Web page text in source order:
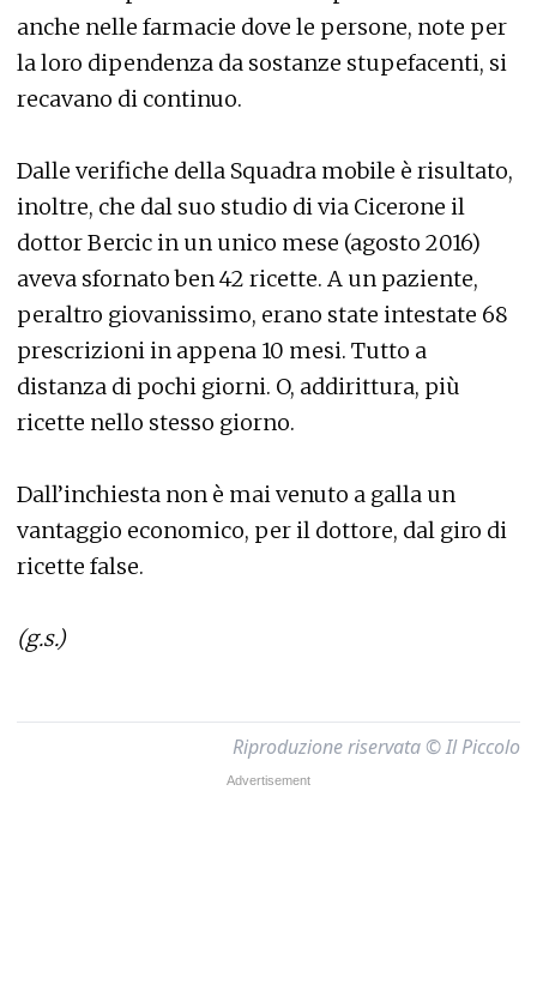
anche nelle farmacie dove le persone, note per
la loro dipendenza da sostanze stupefacenti, si
recavano di continuo.
Dalle verifiche della Squadra mobile è risultato,
inoltre, che dal suo studio di via Cicerone il
dottor Bercic in un unico mese (agosto 2016)
aveva sfornato ben 42 ricette. A un paziente,
peraltro giovanissimo, erano state intestate 68
prescrizioni in appena 10 mesi. Tutto a
distanza di pochi giorni. O, addirittura, più
ricette nello stesso giorno.
Dall’inchiesta non è mai venuto a galla un
vantaggio economico, per il dottore, dal giro di
ricette false.
(g.s.)
Riproduzione riservata © Il Piccolo